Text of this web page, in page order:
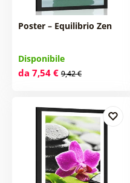
Poster – Equilibrio Zen
Disponibile
da 7,54 € 9,42 €